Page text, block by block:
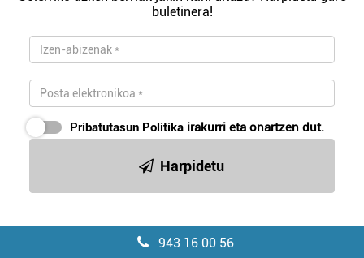
buletinera!
Pribatutasun Politika irakurri eta onartzen dut.
Harpidetu
943 16 00 56